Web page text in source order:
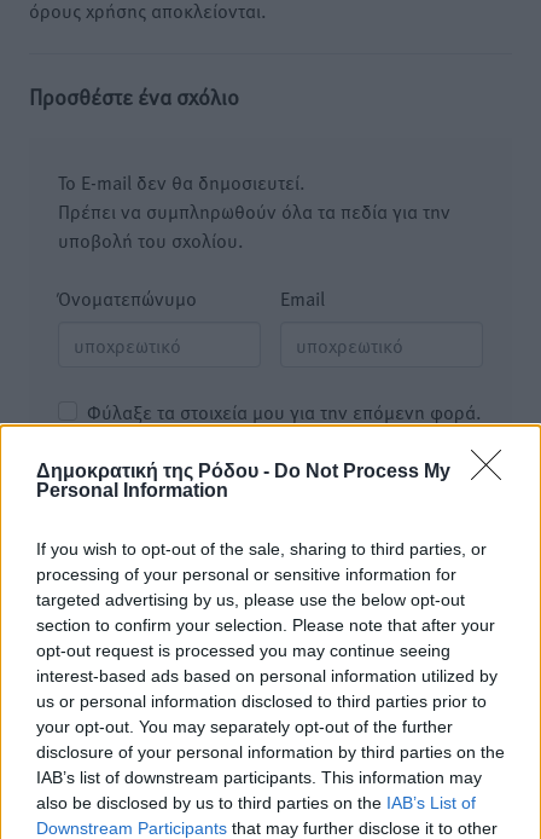
Δημοκρατική της Ρόδου - Do Not Process My
Personal Information
If you wish to opt-out of the sale, sharing to third parties, or
processing of your personal or sensitive information for
targeted advertising by us, please use the below opt-out
section to confirm your selection. Please note that after your
opt-out request is processed you may continue seeing
interest-based ads based on personal information utilized by
us or personal information disclosed to third parties prior to
your opt-out. You may separately opt-out of the further
disclosure of your personal information by third parties on the
IAB’s list of downstream participants. This information may
also be disclosed by us to third parties on the IAB’s List of
Downstream Participants that may further disclose it to other
όρους χρήσης αποκλείονται.
Προσθέστε ένα σχόλιο
Το E-mail δεν θα δημοσιευτεί.
Πρέπει να συμπληρωθούν όλα τα πεδία για την
υποβολή του σχολίου.
Όνοματεπώνυμο Email
Φύλαξε τα στοιχεία μου για την επόμενη φορά.